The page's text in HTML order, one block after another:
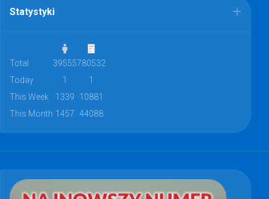
Statystyki
Total 39555780532
Today
1
1
This Week
1339
10881
This Month 1457 44088